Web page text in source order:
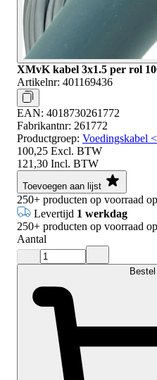
XMvK kabel 3x1.5 per rol
Artikelnr: 401169436
EAN: 4018730261772
Fabrikantnr: 261772
Productgroep: Voedingskabel
100,25 Excl. BTW
121,30 Incl. BTW
Toevoegen aan lijst
250+ producten op voorraad
Levertijd 1 werkdag
250+ producten op voorraad
Aantal
Bestel